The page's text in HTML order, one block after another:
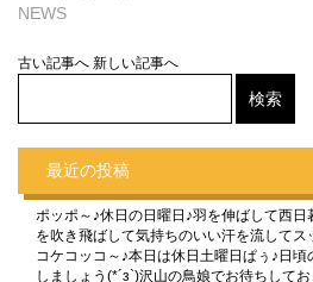
NEWS
古い記事へ 新しい記事へ
最近の投稿
ポッポ～♪休日の日曜日♪羽を伸ばして西
を吹き飛ばして気持ちのいい汗を流して
コケコッコ～♪本日は休日土曜日ぱぅ♪日
しましょう(*´з`)沢山の鳥娘でお待ちしてお